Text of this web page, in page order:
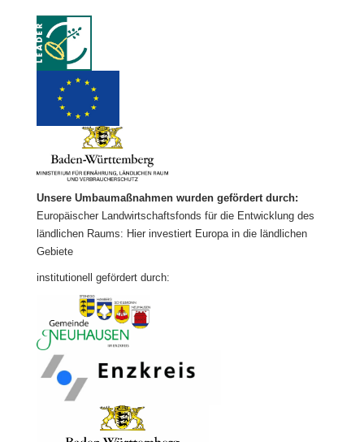
Unsere Umbaumaßnahmen wurden gefördert durch:
Europäischer Landwirtschaftsfonds für die Entwicklung des
ländlichen Raums: Hier investiert Europa in die ländlichen
Gebiete
institutionell gefördert durch: